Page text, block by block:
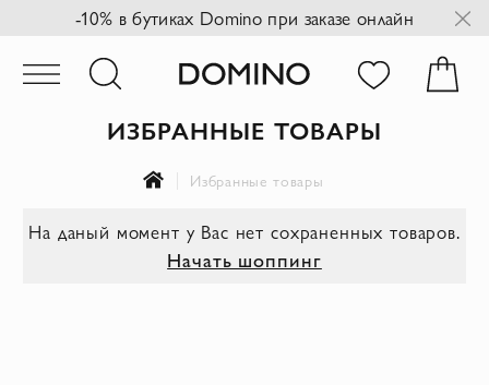
-10% в бутиках Domino при заказе онлайн
ИЗБРАННЫЕ ТОВАРЫ
Избранные товары
На даный момент у Вас нет сохраненных товаров.
Начать шоппинг